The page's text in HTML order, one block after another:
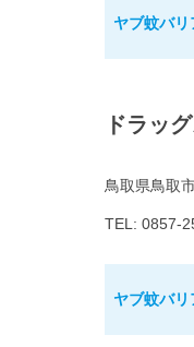
ヤブ蚊バ
ドラッ
鳥取県鳥取
TEL: 0857-
ヤブ蚊バ